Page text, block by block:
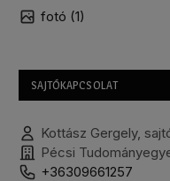
fotó (1)
SAJTÓKAPCSOLAT
Kottász Gergely,
Pécsi
+36309661257